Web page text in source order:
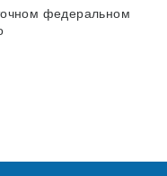
федеральном